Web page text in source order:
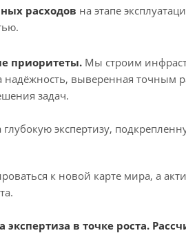
расходов на этапе
приоритеты. Мы строим
надёжность, выверенная
задач.
глубокую экспертизу,
к новой карте мира, а
в точке роста.